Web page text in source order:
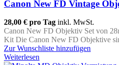
Canon New FD Vintage
28,00 € pro Tag inkl. MwSt.
Canon New FD Objektiv Set von
Kit Die Canon New FD Objektive
Zur Wunschliste hinzufügen
Weiterlesen